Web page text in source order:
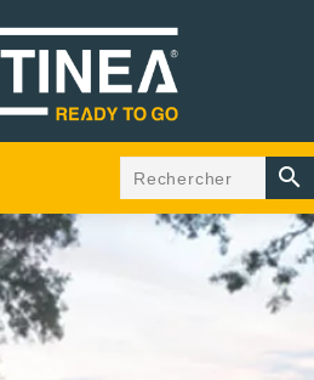
